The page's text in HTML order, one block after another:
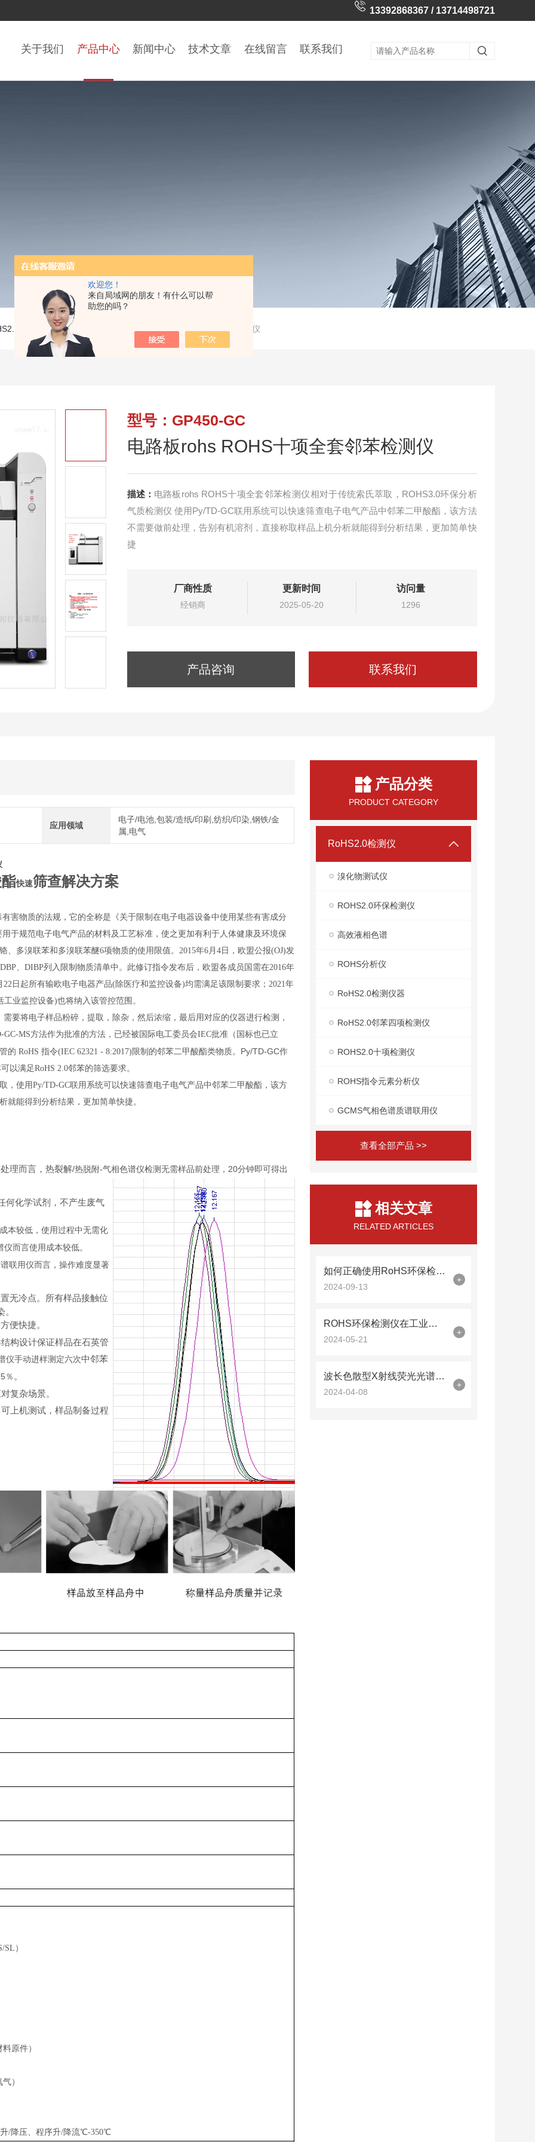
欢迎您！
来自局域网的朋友！有什么可以帮
助您的吗？
13392868367 / 13714498721
关于我们 产品中心 新闻中心 技术文章 在线留言 联系我们
环保检测仪> GP450-GC电路板rohs ROHS十项全套邻苯检测仪
型号：GP450-GC
电路板rohs ROHS十项全套邻苯检测仪
描述： 电路板rohs ROHS十项全套邻苯检测仪相对于传统索氏萃取，ROHS3.0环保分析
气质检测仪 使用Py/TD-GC联用系统可以快速筛查电子电气产品中邻苯二甲酸酯，该方法
不需要做前处理，告别有机溶剂，直接称取样品上机分析就能得到分析结果，更加简单快
捷
厂商性质
经销商
更新时间
2025-05-20
访问量
1296
产品咨询 联系我们
应用领域
电子/电池,包装/造纸/印刷,纺织/印染,钢铁/金
属,电气
快速筛查解决方案
害物质的法规，它的全称是《关于限制在电子电器设备中使用某些有害成分
用于规范电子电气产品的材料及工艺标准，使之更加有利于人体健康及环境保
、多溴联苯和多溴联苯醚6项物质的使用限值。2015年6月4 日，欧盟公报(OJ)发
DBP、DIBP列入限制物质清单中。此修订指令发布后，欧盟各成员国需在2016年
22 日起所有输欧电子电器产品( 除医疗和监控设备)均需满足该限制要求；2021年
工业监控设备)也将纳入该管控范围。
要将电子样品粉碎，提取，除杂，然后浓缩，最后用对应的仪器进行检测，
GC-MS方法作为批准的方法，已经被国际电工委员会IEC批准（国标也已立
管的RoHS指令(IEC 62321 - 8:2017) 限制的邻苯二甲酸酯类物质。 Py/TD-GC作
以满足RoHS 2.0邻苯的筛选要求。
，使用Py/TD-GC联用系统可以快速筛查电子电气产品中邻苯二甲酸酯，该方
就能得到分析结果，更加简单快捷。
理而言，热裂解/热脱附-气相色谱仪检测无需样品前处理，20分钟即可得出
何化学试剂，不产生废气
本较低，使用过程中无需化
而言使用成本较低。
联用仪而言，操作难度显著
无冷点。所有样品接触位
便快捷。
构设计保证样品在石英管
仪手动进样测定六次中邻苯
％ 。
复杂场景。
上机测试，样品制备过程
）
原件）
）
/降压、程序升/降流℃-350℃
产品分类
PRODUCT CATEGORY
RoHS2.0检测仪
溴化物测试仪
ROHS2.0环保检测仪
高效液相色谱
ROHS分析仪
RoHS2.0检测仪器
RoHS2.0邻苯四项检测仪
ROHS2.0十项检测仪
ROHS指令元素分析仪
GCMS气相色谱质谱联用仪
查看全部产品 >>
相关文章
RELATED ARTICLES
如何正确使用RoHS环保检测仪进行合规性测试
2024-09-13
+
ROHS环保检测仪在工业制造中的自动化应用探讨
2024-05-21
+
波长色散型X射线荧光光谱仪的X光管
2024-04-08
+